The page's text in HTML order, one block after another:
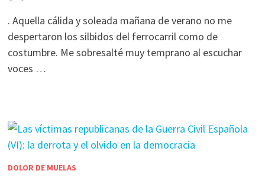
. Aquella cálida y soleada mañana de verano no me
despertaron los silbidos del ferrocarril como de
costumbre. Me sobresalté muy temprano al escuchar
voces …
DOLOR DE MUELAS